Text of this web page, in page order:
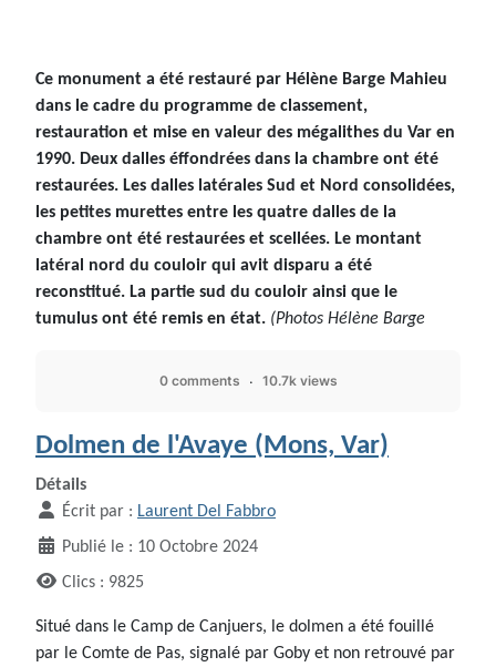
Ce monument a été restauré par Hélène Barge Mahieu
dans le cadre du programme de classement,
restauration et mise en valeur des mégalithes du Var en
1990. Deux dalles éffondrées dans la chambre ont été
restaurées. Les dalles latérales Sud et Nord consolidées,
les petites murettes entre les quatre dalles de la
chambre ont été restaurées et scellées. Le montant
latéral nord du couloir qui avit disparu a été
reconstitué. La partie sud du couloir ainsi que le
tumulus ont été remis en état. (Photos Hélène Barge
0 comments 10.7k views
Dolmen de l'Avaye (Mons, Var)
Détails
Écrit par : Laurent Del Fabbro
Publié le : 10 Octobre 2024
Clics : 9825
Situé dans le Camp de Canjuers, le dolmen a été fouillé
par le Comte de Pas, signalé par Goby et non retrouvé par